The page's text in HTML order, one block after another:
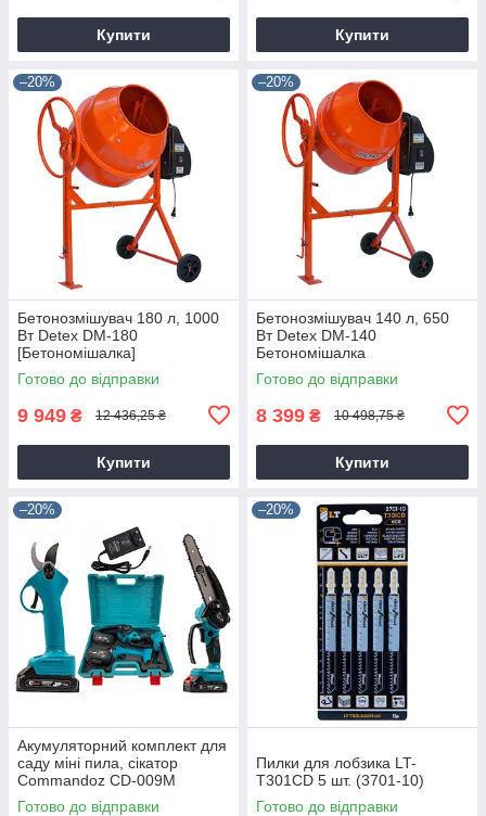
Купити Купити
–20%
Бетонозмішувач 180 л, 1000
Вт Detex DM-180
[Бетономішалка]
Готово до відправки
9 949 ₴ 12 436,25 ₴
Купити
–20%
Бетонозмішувач 140 л, 650
Вт Detex DM-140
Бетономішалка
Готово до відправки
8 399 ₴ 10 498,75 ₴
Купити
–20%
Акумуляторний комплект для
саду міні пила, сікатор
Commandoz CD-009M
Готово до відправки
–20%
Пилки для лобзика LT-
T301CD 5 шт. (3701-10)
Готово до відправки